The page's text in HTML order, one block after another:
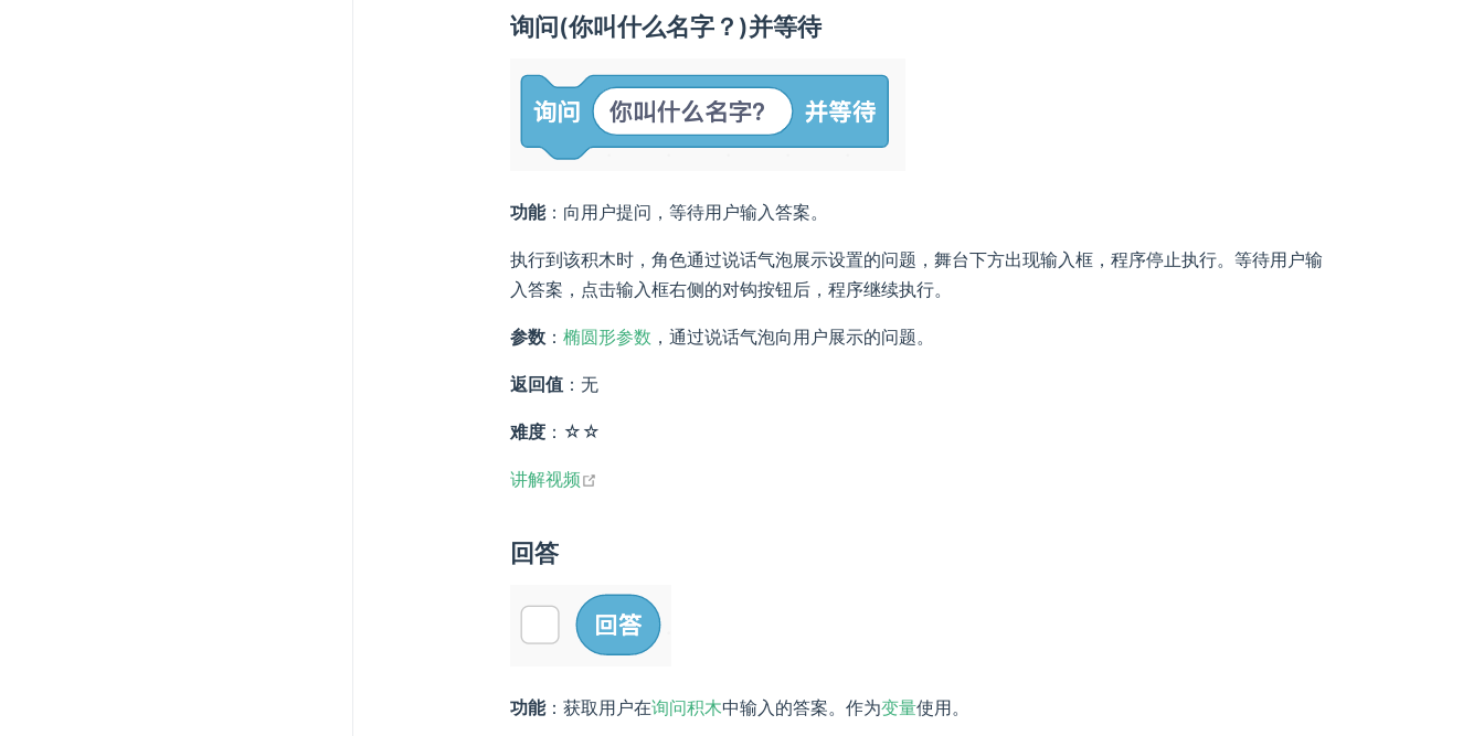
询问(你叫什么名字？)并等待
功能：向用户提问，等待用户输入答案。
执行到该积木时，角色通过说话气泡展示设置的问题，舞台下方出现输入框，程序停止执行。等待用户输
入答案，点击输入框右侧的对钩按钮后，程序继续执行。
参数 ： 椭圆形参数 ，通过说话气泡向用户展示的问题。
返回值 ：无
难度 ：☆☆
讲解视频
回答
功能：获取用户在询问积木中输入的答案。作为变量使用。